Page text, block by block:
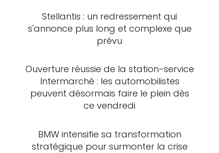
Stellantis : un redressement qui
s'annonce plus long et complexe que
prévu
Ouverture réussie de la station-service
Intermarché : les automobilistes
peuvent désormais faire le plein dès
ce vendredi
BMW intensifie sa transformation
stratégique pour surmonter la crise